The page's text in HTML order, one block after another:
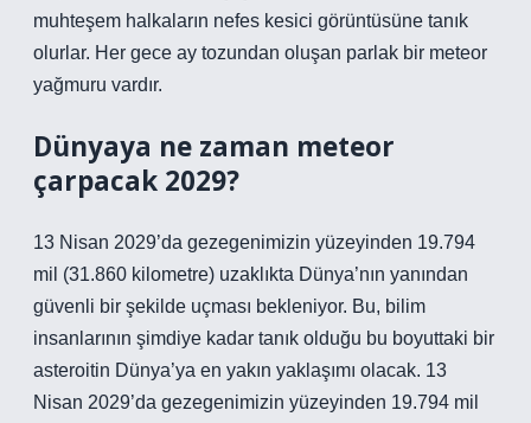
muhteşem halkaların nefes kesici görüntüsüne tanık
olurlar. Her gece ay tozundan oluşan parlak bir meteor
yağmuru vardır.
Dünyaya ne zaman meteor
çarpacak 2029?
13 Nisan 2029’da gezegenimizin yüzeyinden 19.794
mil (31.860 kilometre) uzaklıkta Dünya’nın yanından
güvenli bir şekilde uçması bekleniyor. Bu, bilim
insanlarının şimdiye kadar tanık olduğu bu boyuttaki bir
asteroitin Dünya’ya en yakın yaklaşımı olacak. 13
Nisan 2029’da gezegenimizin yüzeyinden 19.794 mil